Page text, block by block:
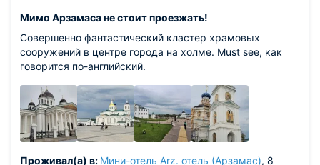
Мимо Арзамаса не стоит проезжать!
Совершенно фантастический кластер храмовых
сооружений в центре города на холме. Must see, как
говорится по-английский.
Проживал(а) в: Мини-отель Arz. отель (Арзамас), 8